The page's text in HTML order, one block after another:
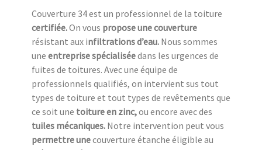
Couverture 34 est un professionnel de la toiture
certifiée.On vous propose une couverture
résistant aux infiltrations d’eau. Nous sommes
une entreprise spécialiséedans les urgences de
fuites de toitures. Avec une équipe de
professionnels qualifiés, on intervient sus tout
types de toiture et tout types de revêtements que
ce soit une toiture en zinc,ou encore avec des
tuiles mécaniques. Notre intervention peut vous
permettre unecouverture étanche éligible au